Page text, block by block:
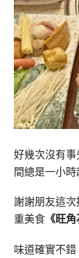
好幾次沒有
間總是一小時
謝謝朋友這
重美食 《旺
味道確實不